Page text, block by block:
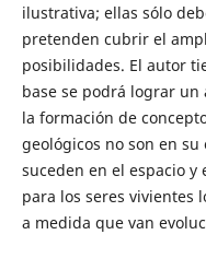
ilustrativa; ellas sólo
pretenden cubrir el
posibilidades. El autor
base se podrá lograr
la formación de
geológicos no son en
suceden en el espacio
para los seres vivientes
a medida que van